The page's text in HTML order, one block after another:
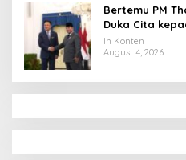
Bertemu PM
Duka Cita
Tahun ke Raja
In Konten
August 4, 2026